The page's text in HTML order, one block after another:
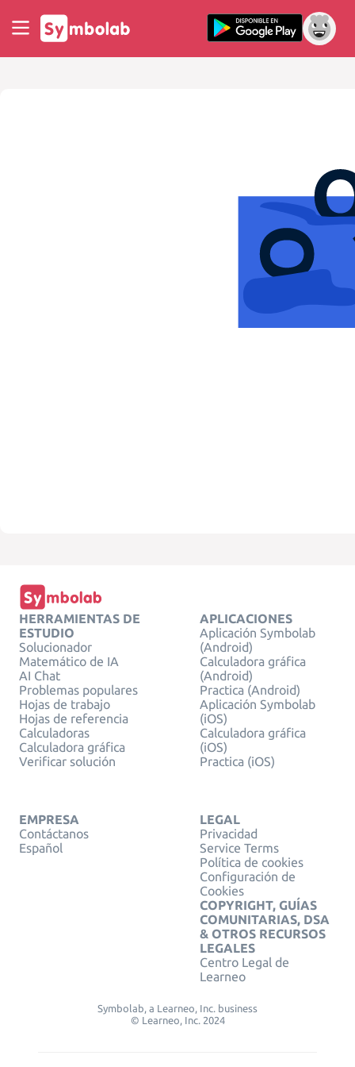
HERRAMIENTAS DE
ESTUDIO
Solucionador
Matemático de IA
AI Chat
Problemas populares
Hojas de trabajo
Hojas de referencia
Calculadoras
Calculadora gráfica
Verificar solución
APLICACIONES
Aplicación Symbolab
(Android)
Calculadora gráfica
(Android)
Practica (Android)
Aplicación Symbolab
(iOS)
Calculadora gráfica
(iOS)
Practica (iOS)
EMPRESA
Contáctanos
Español
LEGAL
Privacidad
Service Terms
Política de cookies
Configuración de
Cookies
COPYRIGHT, GUÍAS
COMUNITARIAS, DSA
& OTROS RECURSOS
LEGALES
Centro Legal de
Learneo
Symbolab, a Learneo, Inc. business
© Learneo, Inc. 2024